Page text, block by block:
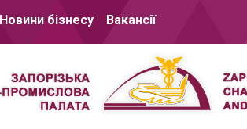
Новини бізнесу Вакансії